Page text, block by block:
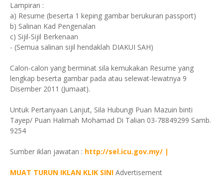
Lampiran :
a) Resume (beserta 1 keping gambar berukuran passport)
b) Salinan Kad Pengenalan
c) Sijil-Sijil Berkenaan
- (Semua salinan sijil hendaklah DIAKUI SAH)
Calon-calon yang berminat sila kemukakan Resume yang
lengkap beserta gambar pada atau selewat-lewatnya 9
Disember 2011 (Jumaat).
Untuk Pertanyaan Lanjut, Sila Hubungi Puan Mazuin binti
Tayep/ Puan Halimah Mohamad Di Talian 03-78849299 Samb.
9254
Sumber iklan jawatan : http://sel.icu.gov.my/ |
MUAT TURUN IKLAN KLIK SINI Advertisement